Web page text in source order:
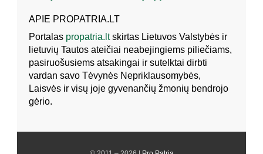
APIE PROPATRIA.LT
Portalas propatria.ltskirtas Lietuvos Valstybės ir
lietuvių Tautos ateičiai neabejingiems piliečiams,
pasiruošusiems atsakingai ir sutelktai dirbti
vardan savo Tėvynės Nepriklausomybės,
Laisvės ir visų joje gyvenančių žmonių bendrojo
gėrio.